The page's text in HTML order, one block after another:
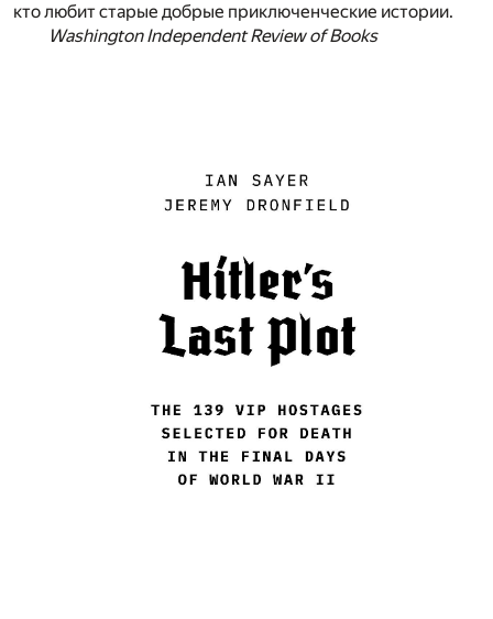
кто любит старые добрые приключенческие истории.
Washington Independent Review of Books